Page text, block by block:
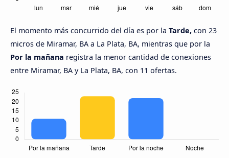
El momento más concurrido del día es por la Tarde, con 23
micros de Miramar, BA a La Plata, BA, mientras que por la
Por la mañana registra la menor cantidad de conexiones
entre Miramar, BA y La Plata, BA, con 11 ofertas.